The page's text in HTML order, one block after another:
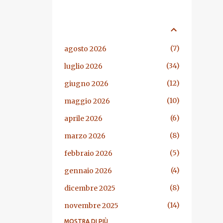
agosto 2026
7
luglio 2026
34
giugno 2026
12
maggio 2026
10
aprile 2026
6
marzo 2026
8
febbraio 2026
5
gennaio 2026
4
dicembre 2025
8
novembre 2025
14
MOSTRA DI PIÙ